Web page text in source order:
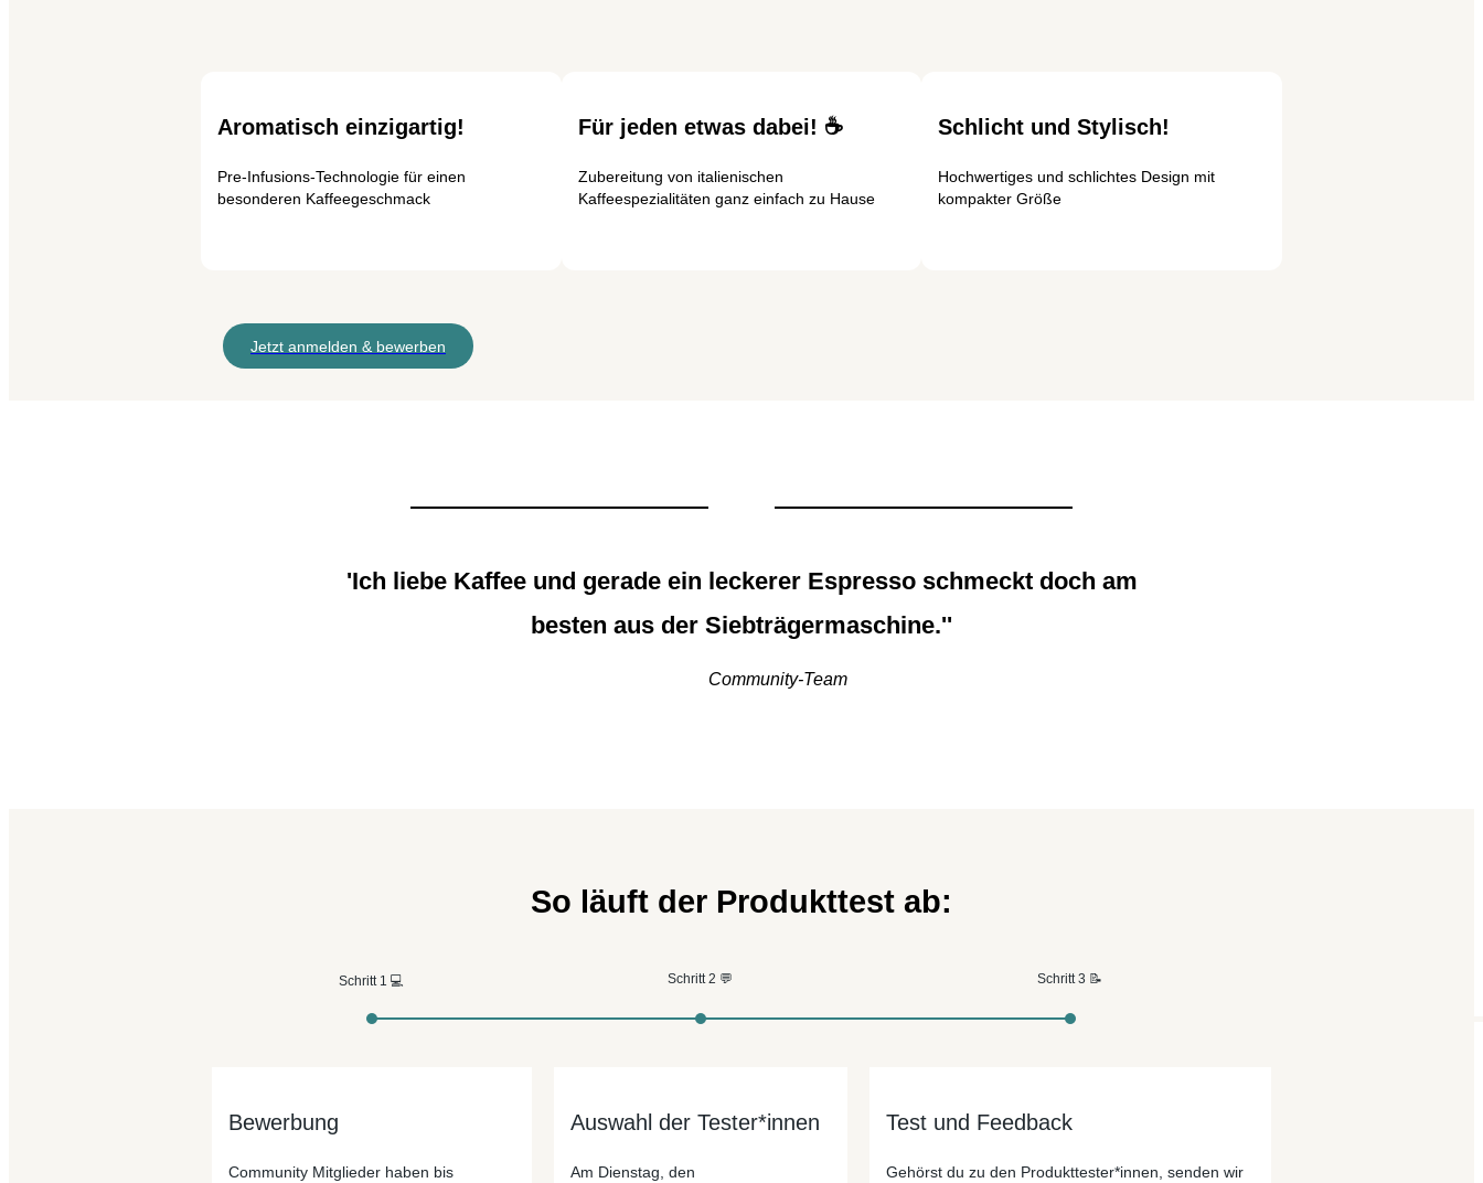
Aromatisch einzigartig!
Pre-Infusions-Technologie für einen
besonderen Kaffeegeschmack
Für jeden etwas dabei! ☕
Zubereitung von italienischen
Kaffeespezialitäten ganz einfach zu Hause
Schlicht und Stylisch!
Hochwertiges und schlichtes Design mit
kompakter Größe
Jetzt anmelden & bewerben
'Ich liebe Kaffee und gerade ein leckerer Espresso schmeckt doch am
besten aus der Siebträgermaschine.''
Community-Team
So läuft der Produkttest ab:
Schritt 1 💻
Bewerbung
Community Mitglieder haben bis
Schritt 2 💬
Auswahl der Tester*innen
Am Dienstag, den
Schritt 3 📝
Test und Feedback
Gehörst du zu den Produkttester*innen, senden wir